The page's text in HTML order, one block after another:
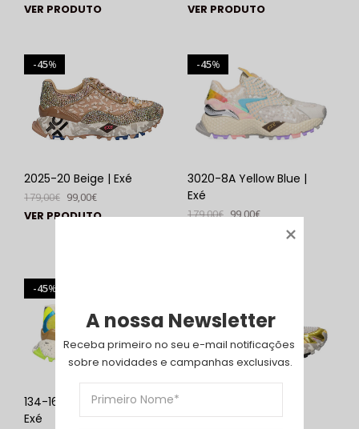
VER PRODUTO VER PRODUTO
%
45
2025-20 Beige | Exé
179,00€ 99,00€
VER PRODUTO
%
45
3020-8A Yellow Blue |
Exé
179,00€ 99,00€
%
45
134-161 Silver Yellow |
Exé
179,00€ 99,00€
A nossa Newsletter
Receba primeiro no seu e-mail notificações
sobre novidades e campanhas exclusivas.